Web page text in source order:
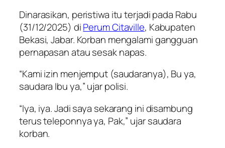
Dinarasikan, peristiwa itu terjadi pada Rabu
(31/12/2025) diPerum Citaville, Kabupaten
Bekasi, Jabar. Korban mengalami gangguan
pernapasan atau sesak napas.
“Kami izin menjemput (saudaranya), Bu ya,
saudara Ibu ya,” ujar polisi.
“Iya, iya. Jadi saya sekarang ini disambung
terus teleponnya ya, Pak,” ujar saudara
korban.